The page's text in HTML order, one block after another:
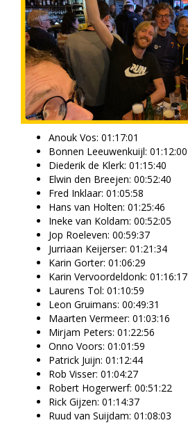
Anouk Vos: 01:17:01
Bonnen Leeuwenkuijl: 01:12:00
Diederik de Klerk: 01:15:40
Elwin den Breejen: 00:52:40
Fred Inklaar: 01:05:58
Hans van Holten: 01:25:46
Ineke van Koldam: 00:52:05
Jop Roeleven: 00:59:37
Jurriaan Keijerser: 01:21:34
Karin Gorter: 01:06:29
Karin Vervoordeldonk: 01:16:17
Laurens Tol: 01:10:59
Leon Gruimans: 00:49:31
Maarten Vermeer: 01:03:16
Mirjam Peters: 01:22:56
Onno Voors: 01:01:59
Patrick Juijn: 01:12:44
Rob Visser: 01:04:27
Robert Hogerwerf: 00:51:22
Rick Gijzen: 01:14:37
Ruud van Suijdam: 01:08:03